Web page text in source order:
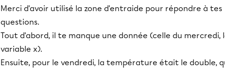
Merci d'avoir utilisé la zone d'entraide pour répondre à tes
questions.
Tout d'abord, il te manque une donnée (celle du mercredi,
variable x).
Ensuite, pour le vendredi, la température était le double,